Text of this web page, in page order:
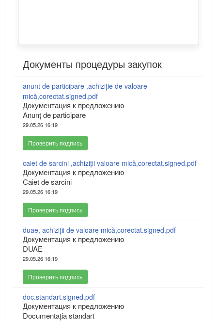
Документы процедуры закупок
anunt de participare ,achiziție de valoare
mică,corectat.signed.pdf
Документация к предложению
Anunț de participare
29.05.26 16:19
Проверить подпись
caiet de sarcini ,achiziții valoare mică,corectat.signed.pdf
Документация к предложению
Caiet de sarcini
29.05.26 16:19
Проверить подпись
duae, achiziții de valoare mică,corectat.signed.pdf
Документация к предложению
DUAE
29.05.26 16:19
Проверить подпись
doc.standart.signed.pdf
Документация к предложению
Documentația standart